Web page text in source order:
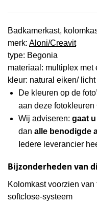
Badkamerkast,
merk: Aloni/Creavit
type: Begonia
materiaal: multiplex met
kleur: natural eiken/
De kleuren op de
aan deze
Wij adviseren: gaat
dan alle benodigde
Iedere leverancier
Bijzonderheden van
Kolomkast voorzien
softclose-systeem